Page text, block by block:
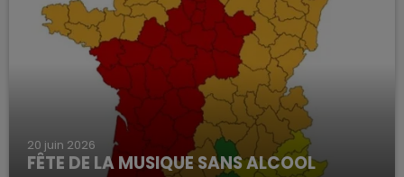
20 juin 2026
FÊTE DE LA MUSIQUE SANS ALCOOL